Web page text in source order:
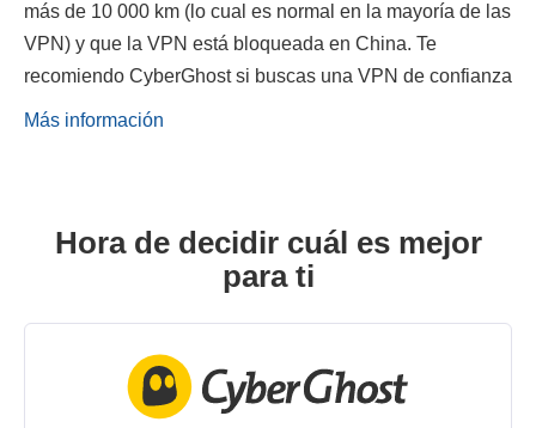
más de 10 000 km (lo cual es normal en la mayoría de las
VPN) y que la VPN está bloqueada en China. Te
recomiendo CyberGhost si buscas una VPN de confianza
Más información
Hora de decidir cuál es mejor
para ti